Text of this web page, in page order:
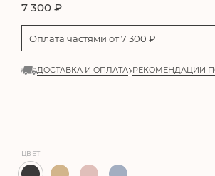
7 300 ₽
Оплата частями от7 300 ₽
ДОСТАВКА И ОПЛАТА РЕКОМЕНДАЦИИ
ЦВЕТ